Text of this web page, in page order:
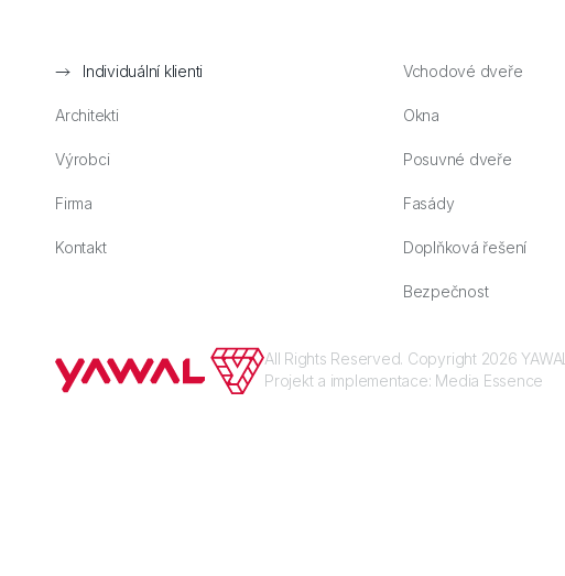
Individuální klienti
Architekti
Výrobci
Firma
Kontakt
Vchodové dveře
Okna
Posuvné dveře
Fasády
Doplňková řešení
Bezpečnost
All Rights Reserved. Copyright 2026 YAWAL
Projekt a implementace: Media Essence